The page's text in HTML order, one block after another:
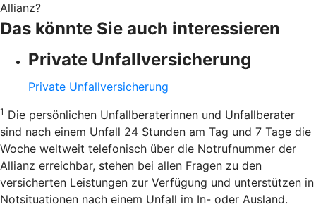
Allianz?
Das könnte Sie auch interessieren
Private Unfallversicherung
Private Unfallversicherung
1 Die persönlichen Unfallberaterinnen und Unfallberater
sind nach einem Unfall 24 Stunden am Tag und 7 Tage die
Woche weltweit telefonisch über die Notrufnummer der
Allianz erreichbar, stehen bei allen Fragen zu den
versicherten Leistungen zur Verfügung und unterstützen in
Notsituationen nach einem Unfall im In- oder Ausland.